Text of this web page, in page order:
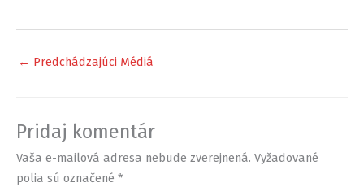
← Predchádzajúci Médiá
Pridaj komentár
Vaša e-mailová adresa nebude zverejnená. Vyžadované
polia sú označené *